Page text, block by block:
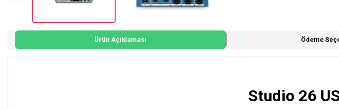
Ürün Açıklaması Ödeme
Studio 26